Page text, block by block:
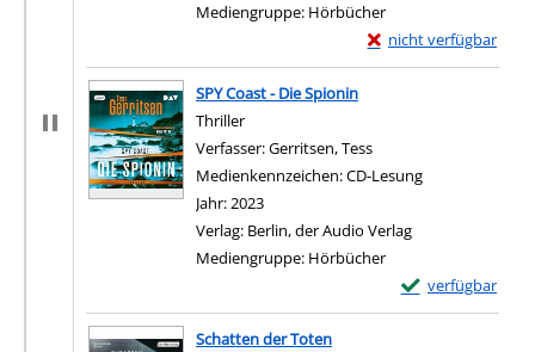
Mediengruppe: Hörbücher
nicht verfügbar
Exemplar-Details von
Zum Download von
SPY Coast - Die Spionin
Thriller
Verfasser:Gerritsen, Tess
Medienkennzeichen:CD-Lesung
Jahr:2023
Verlag: Berlin, der Audio Verlag
Mediengruppe: Hörbücher
verfügbar
Exemplar-Details
Zum Download
Schatten der Toten